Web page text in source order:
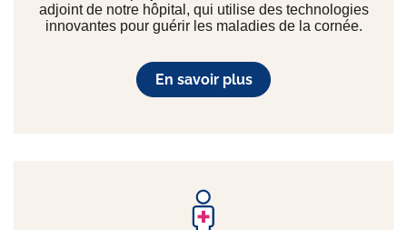
adjoint de notre hôpital, qui utilise des technologies
innovantes pour guérir les maladies de la cornée.
En savoir plus